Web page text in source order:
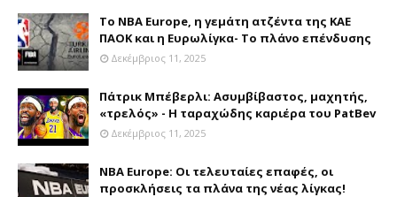
Το NBA Europe, η γεμάτη ατζέντα της ΚΑΕ
ΠΑΟΚ και η Ευρωλίγκα- Το πλάνο επένδυσης
Δεκέμβριος 11, 2025
Πάτρικ Μπέβερλι: Ασυμβίβαστος, μαχητής,
«τρελός» - Η ταραχώδης καριέρα του PatBev
Δεκέμβριος 11, 2025
NBA Europe: Οι τελευταίες επαφές, οι
προσκλήσεις τα πλάνα της νέας λίγκας!